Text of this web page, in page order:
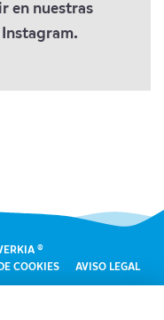
en nuestras
Instagram.
®
COOKIES
AVISO LEGAL